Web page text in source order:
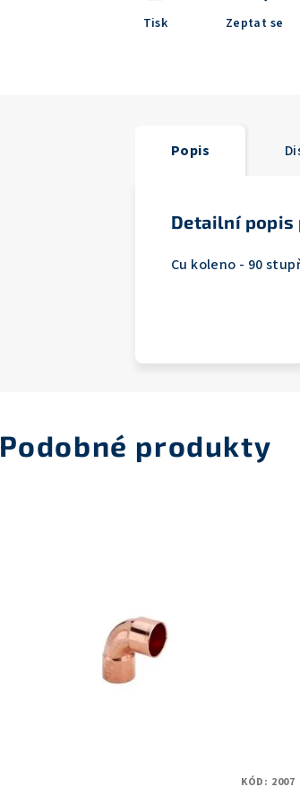
Tisk Zeptat se
Popis
Detailní popis
Cu koleno - 90
Podobné produkty
KÓD: 2007